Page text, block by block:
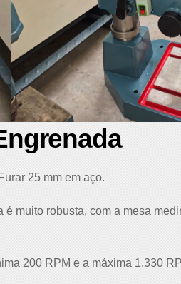
25 mm em aço.
muito robusta, com a mesa
200 RPM e a máxima 1.330